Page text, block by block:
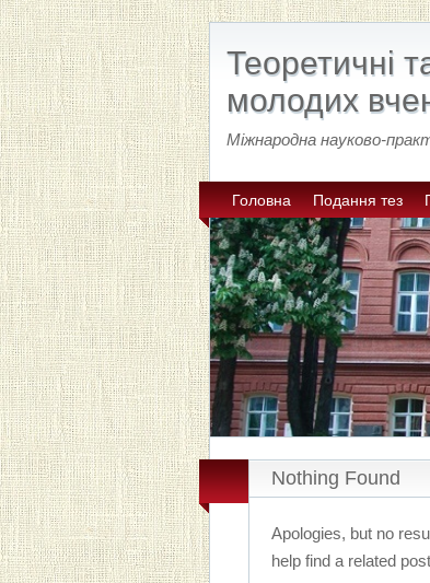
Теоретичні
молодих
Міжнародна науково-
Головна Подання тез
Nothing Found
Apologies, but no
help find a related